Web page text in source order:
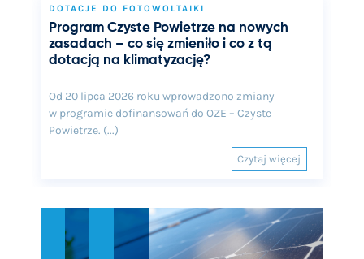
DOTACJE DO FOTOWOLTAIKI
Program Czyste Powietrze na nowych
zasadach – co się zmieniło i co z tą
dotacją na klimatyzację?
Od 20 lipca 2026 roku wprowadzono zmiany
w programie dofinansowań do OZE – Czyste
Powietrze. (...)
Czytaj więcej